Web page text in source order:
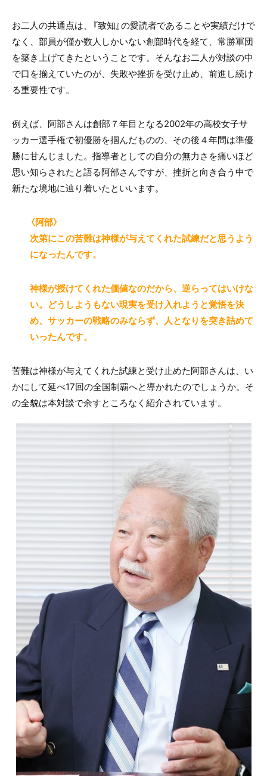
お二人の共通点は、『致知』の愛読者であることや実績だけで
なく、部員が僅か数人しかいない創部時代を経て、常勝軍団
を築き上げてきたということです。そんなお二人が対談の中
で口を揃えていたのが、失敗や挫折を受け止め、前進し続け
る重要性です。
例えば、阿部さんは創部７年目となる2002年の高校女子サ
ッカー選手権で初優勝を掴んだものの、その後４年間は準優
勝に甘んじました。指導者としての自分の無力さを痛いほど
思い知らされたと語る阿部さんですが、挫折と向き合う中で
新たな境地に辿り着いたといいます。
〈阿部〉
次第にこの苦難は神様が与えてくれた試練だと思うよう
になったんです。
神様が授けてくれた価値なのだから、逆らってはいけな
い。どうしようもない現実を受け入れようと覚悟を決
め、サッカーの戦略のみならず、人となりを突き詰めて
いったんです。
苦難は神様が与えてくれた試練と受け止めた阿部さんは、い
かにして延べ17回の全国制覇へと導かれたのでしょうか。そ
の全貌は本対談で余すところなく紹介されています。